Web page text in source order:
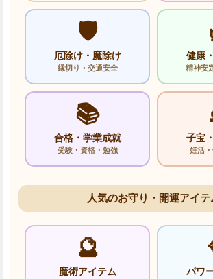
🛡️
厄除け・魔除け
縁切り・交通安全
健康
精神安
📚
合格・学業成就
受験・資格・勉強
子宝
妊活
人気のお守り・開運アイテ
🔮
魔術アイテム パワ